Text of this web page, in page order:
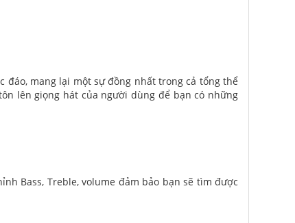
đáo, mang lại một sự đồng nhất trong cả tổng thể
lên giọng hát của người dùng để bạn có những
Bass, Treble, volume đảm bảo bạn sẽ tìm được